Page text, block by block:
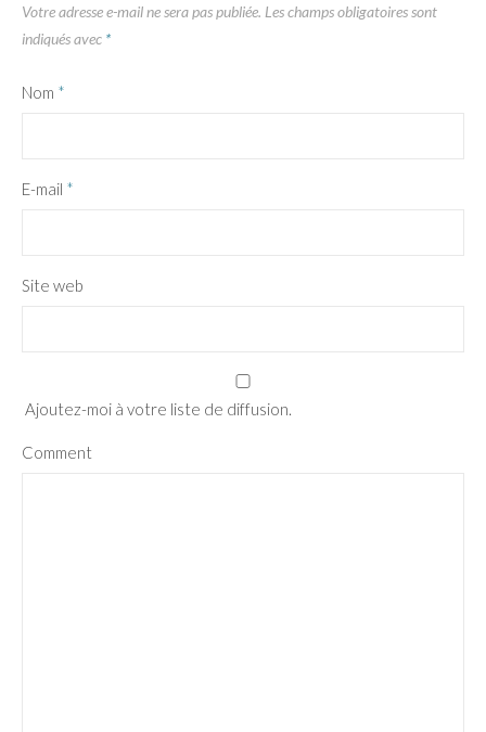
Votre adresse e-mail ne sera pas publiée. Les champs obligatoires sont
indiqués avec *
Nom *
E-mail *
Site web
Ajoutez-moi à votre liste de diffusion.
Comment